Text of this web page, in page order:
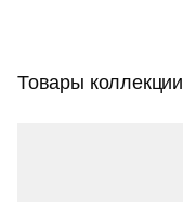
Товары коллекции